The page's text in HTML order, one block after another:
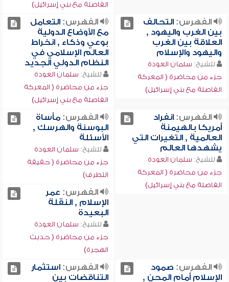
الفاصلة مع بني إسرائيل)
الفهرس:التحالف
بين الغرب واليهود ,
العلاقة بين الغرب
واليهود والإسلام
للشيخ: سلمان العودة
جزء من محاضرة ( المعركة
الفاصلة مع بني إسرائيل)
الفهرس:التعامل
مع الأوضاع الدولية
بوعي وذكاء , انخراط
العالم الإسلامي في
النظام الدولي الجديد
للشيخ: سلمان العودة
جزء من محاضرة ( المعركة
الفاصلة مع بني إسرائيل)
الفهرس:انفراد
أمريكا بالهيمنة
العالمية , التغيرات التي
يشهدها العالم
للشيخ: سلمان العودة
جزء من محاضرة ( المعركة
الفاصلة مع بني إسرائيل)
الفهرس:مأساة
البوسنة والهرسك ,
الأسئلة
للشيخ: سلمان العودة
جزء من محاضرة ( حقيقة
التطرف)
الفهرس: عمر
الإسلام , النقلة
البعيدة
للشيخ: سلمان العودة
جزء من محاضرة ( حديث
الهجرة)
الفهرس: صمود
الإسلام أمام المحن ,
الفهرس:استثمار
التناقضات بين